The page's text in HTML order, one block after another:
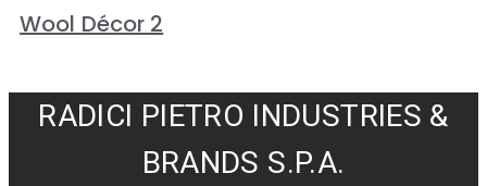
Wool Décor 2
RADICI PIETRO INDUSTRIES &
BRANDS S.P.A.